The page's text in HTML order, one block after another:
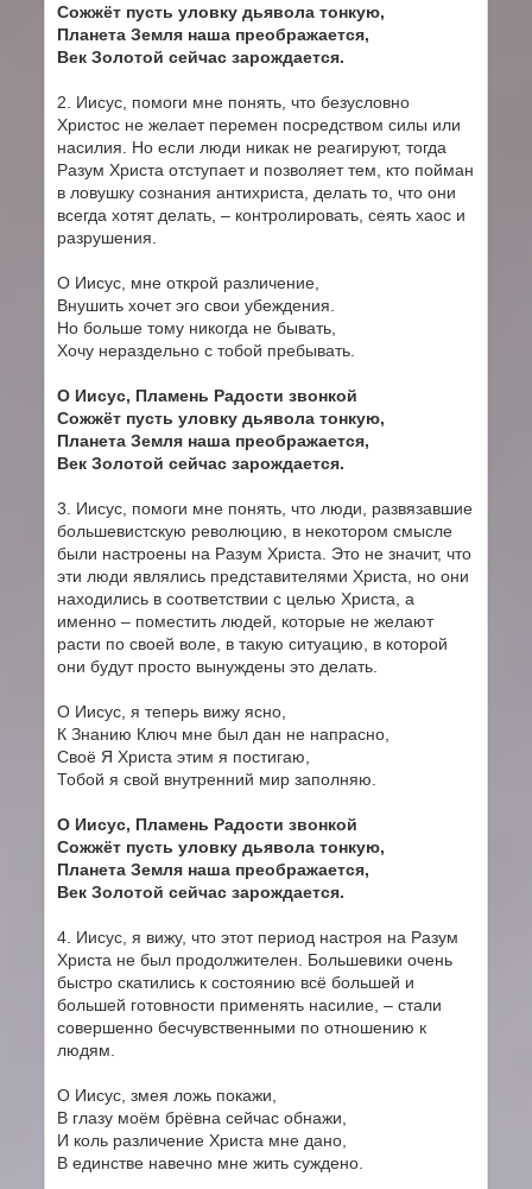
Сожжёт пусть уловку дьявола тонкую,
Планета Земля наша преображается,
Век Золотой сейчас зарождается.
2. Иисус, помоги мне понять, что безусловно
Христос не желает перемен посредством силы или
насилия. Но если люди никак не реагируют, тогда
Разум Христа отступает и позволяет тем, кто пойман
в ловушку сознания антихриста, делать то, что они
всегда хотят делать, – контролировать, сеять хаос и
разрушения.
О Иисус, мне открой различение,
Внушить хочет эго свои убеждения.
Но больше тому никогда не бывать,
Хочу нераздельно с тобой пребывать.
О Иисус, Пламень Радости звонкой
Сожжёт пусть уловку дьявола тонкую,
Планета Земля наша преображается,
Век Золотой сейчас зарождается.
3. Иисус, помоги мне понять, что люди, развязавшие
большевистскую революцию, в некотором смысле
были настроены на Разум Христа. Это не значит, что
эти люди являлись представителями Христа, но они
находились в соответствии с целью Христа, а
именно – поместить людей, которые не желают
расти по своей воле, в такую ситуацию, в которой
они будут просто вынуждены это делать.
О Иисус, я теперь вижу ясно,
К Знанию Ключ мне был дан не напрасно,
Своё Я Христа этим я постигаю,
Тобой я свой внутренний мир заполняю.
О Иисус, Пламень Радости звонкой
Сожжёт пусть уловку дьявола тонкую,
Планета Земля наша преображается,
Век Золотой сейчас зарождается.
4. Иисус, я вижу, что этот период настроя на Разум
Христа не был продолжителен. Большевики очень
быстро скатились к состоянию всё большей и
большей готовности применять насилие, – стали
совершенно бесчувственными по отношению к
людям.
О Иисус, змея ложь покажи,
В глазу моём брёвна сейчас обнажи,
И коль различение Христа мне дано,
В единстве навечно мне жить суждено.